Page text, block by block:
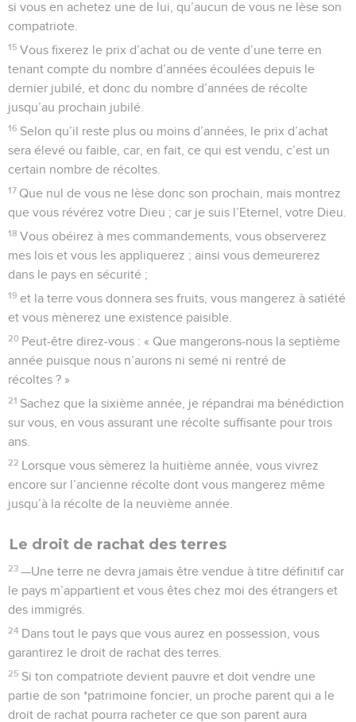
49
De même, son oncle ou son cousin, ou tout autre membre
de sa parenté proche ou éloignée pourra le racheter ; ou
encore il pourra se racheter lui-même s’il en trouve les
moyens.
50
Il calculera, en accord avec l’acquéreur, le nombre
d’années comprises entre la date de la vente et l’année du
jubilé. Le prix du rachat sera fixé en fonction du nombre
d’années, sur la base du salaire d’un ouvrier.
S’il reste encore beaucoup d’années, il versera pour son
rachat une large part du prix payé par l’acquéreur.
Et s’il reste peu d’années jusqu’à celle du jubilé, il en
tiendra compte et versera comme prix de rachat une somme
proportionnelle au nombre de ces années.
53
L’homme sera chez son maître comme un ouvrier engagé
à l’année, mais tu ne permettras pas qu’il soit traité avec
brutalité.
S’il n’est racheté d’aucune de ces manières, il retrouvera
sa liberté l’année du jubilé, lui et ses enfants.
Je suis le Seigneur votre Dieu
55 Car les Israélites sont mes serviteurs, parce que je les ai
fait sortir d’Egypte. Je suis l’Eternel votre Dieu.
La Bible Du Semeur Copyright © 1992, 1999 by Biblica, Inc.® Used by permission.
All rights reserved worldwide.
Lévitique 26
Seuls les Évangiles sont disponibles en vidéo pour le moment.
1 —Vous ne vous fabriquerez pas d’idoles, vous ne vous
dresserez ni statue ni *stèle, et vous ne mettrez pas dans
votre pays de pierre sculptée avec des figures pour vous
prosterner devant elle ; car je suis l’Eternel, votre Dieu.
Vous observerez les jours de repos que je vous ai prescrits